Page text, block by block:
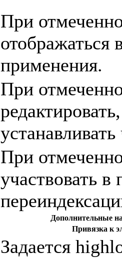
При
отображаться
применения.
При
При
участвовать
Дополнительные
Привязка к
Задается